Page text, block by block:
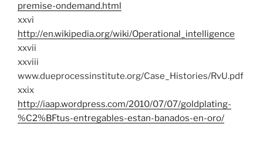
premise-ondemand.html
xxvi
http://en.wikipedia.org/wiki/Operational_intelligence
xxvii
xxviii
www.dueprocessinstitute.org/Case_Histories/RvU.pdf
xxix
http://iaap.wordpress.com/2010/07/07/goldplating-
%C2%BFtus-entregables-estan-banados-en-oro/